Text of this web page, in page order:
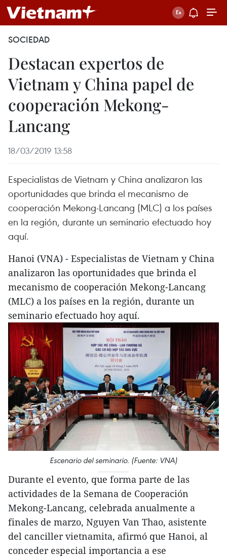
SOCIEDAD
Destacan expertos de
Vietnam y China papel de
cooperación Mekong-
Lancang
18/03/2019 13:58
Especialistas de Vietnam y China analizaron las
oportunidades que brinda el mecanismo de
cooperación Mekong-Lancang (MLC) a los países
en la región, durante un seminario efectuado hoy
aquí.
Hanoi (VNA) - Especialistas de Vietnam y China
analizaron las oportunidades que brinda el
mecanismo de cooperación Mekong-Lancang
(MLC) a los países en la región, durante un
seminario efectuado hoy aquí.
Escenario del seminario. (Fuente: VNA)
Durante el evento, que forma parte de las
actividades de la Semana de Cooperación
Mekong-Lancang, celebrada anualmente a
finales de marzo, Nguyen Van Thao, asistente
del canciller vietnamita, afirmó que Hanoi, al
conceder especial importancia a ese